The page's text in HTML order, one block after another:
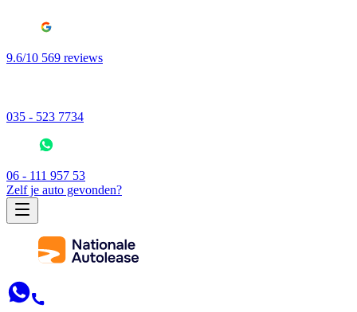
9.6/10 569 reviews
035 - 523 7734
06 - 111 957 53
Zelf je auto gevonden?